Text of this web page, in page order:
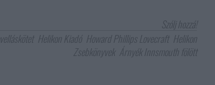
Szólj hozzá!
Helikon Kiadó Howard Phillips Lovecraft Helikon
Zsebkönyvek Árnyék Innsmouth fölött